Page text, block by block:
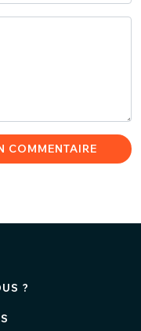
COMMENTAIRE
?